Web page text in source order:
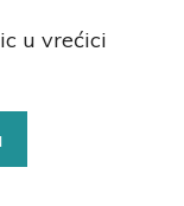
u vrećici